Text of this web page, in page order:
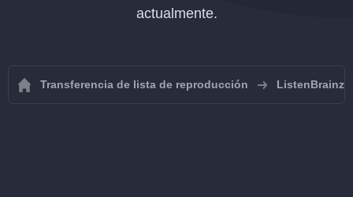
actualmente.
Transferencia de lista de reproducción ListenBrainz